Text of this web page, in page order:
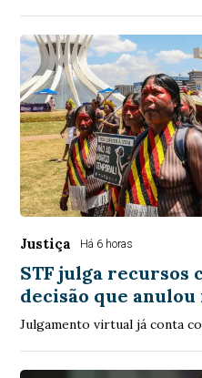
Justiça Há 6 horas
STF julga recursos
decisão que
Julgamento virtual já conta